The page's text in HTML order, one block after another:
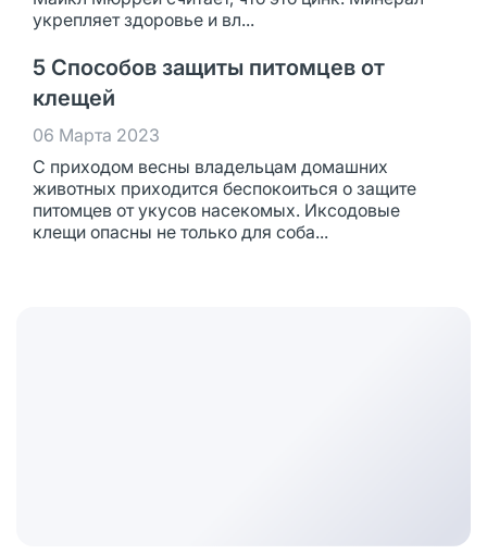
укрепляет здоровье и вл...
5 Способов защиты питомцев от
клещей
06 Марта 2023
С приходом весны владельцам домашних
животных приходится беспокоиться о защите
питомцев от укусов насекомых. Иксодовые
клещи опасны не только для соба...